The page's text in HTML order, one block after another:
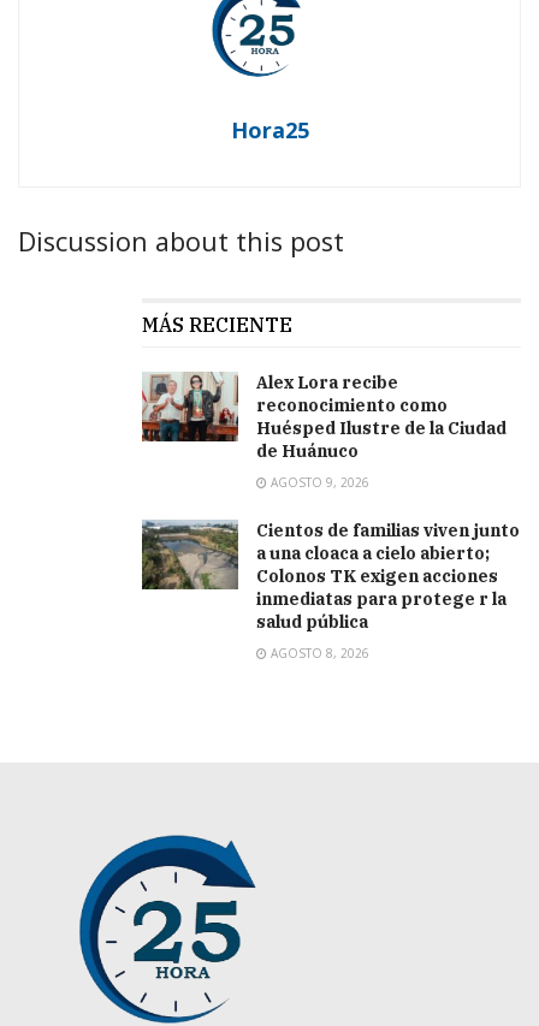
Hora25
Discussion about this post
MÁS RECIENTE
Alex Lora recibe
reconocimiento como
Huésped Ilustre de la Ciudad
de Huánuco
AGOSTO 9, 2026
Cientos de familias viven junto
a una cloaca a cielo abierto;
Colonos TK exigen acciones
inmediatas para protege r la
salud pública
AGOSTO 8, 2026